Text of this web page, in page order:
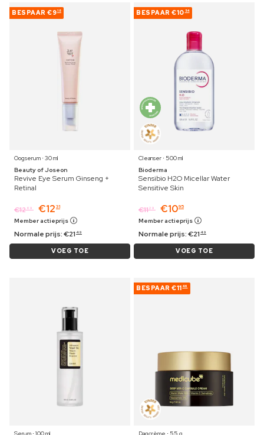
BESPAAR €918
Oogserum ⋅ 30 ml
Beauty of Joseon
Revive Eye Serum Ginseng +
Retinal
€12 69 €12 31
Member actieprijs
Normale prijs:€21 49
VOEG TOE
BESPAAR €10 54
Cleanser ⋅ 500 ml
Bioderma
Sensibio H2O Micellar Water
Sensitive Skin
€1129 €1095
Member actieprijs
Normale prijs:€21 49
VOEG TOE
Serum ⋅ 100 ml
BESPAAR €11 46
Dagcrème ⋅ 55 g